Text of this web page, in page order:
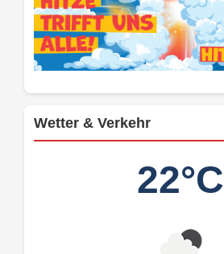
Wetter & Verkehr
22°C